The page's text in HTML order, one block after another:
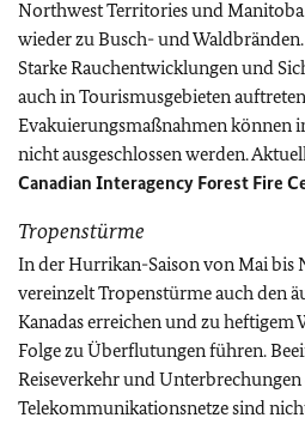
Northwest Territories und
wieder zu Busch- und Waldbränden.
Starke Rauchentwicklungen und
auch in Tourismusgebieten
Evakuierungsmaßnahmen können
nicht ausgeschlossen werden.
Canadian Interagency Forest Fire
Tropenstürme
In der Hurrikan-Saison von Mai bis
vereinzelt Tropenstürme auch den
Kanadas erreichen und zu heftigem
Folge zu Überflutungen führen.
Reiseverkehr und
Telekommunikationsnetze sind